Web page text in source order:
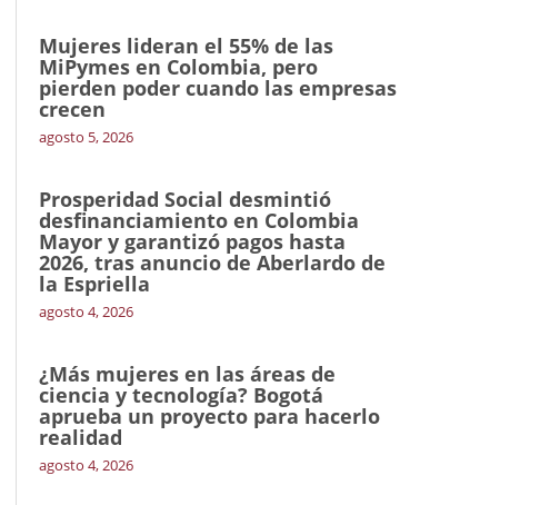
Mujeres lideran el 55% de las
MiPymes en Colombia, pero
pierden poder cuando las empresas
crecen
agosto 5, 2026
Prosperidad Social desmintió
desfinanciamiento en Colombia
Mayor y garantizó pagos hasta
2026, tras anuncio de Aberlardo de
la Espriella
agosto 4, 2026
¿Más mujeres en las áreas de
ciencia y tecnología? Bogotá
aprueba un proyecto para hacerlo
realidad
agosto 4, 2026